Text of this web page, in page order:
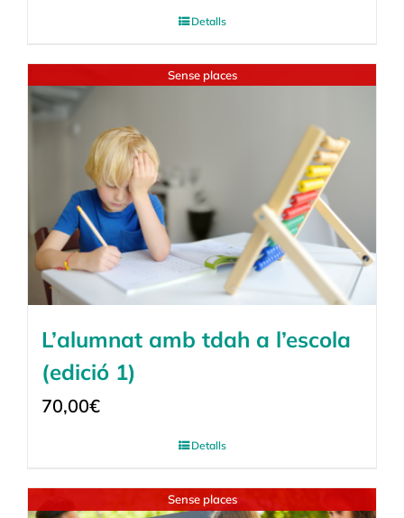
Detalls
Sense places
L’alumnat amb tdah a l’escola
(edició 1)
70,00€
Detalls
Sense places